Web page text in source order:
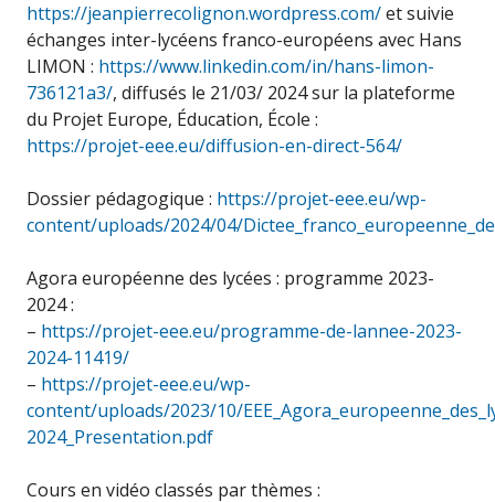
https://jeanpierrecolignon.wordpress.com/et suivie
échanges inter-lycéens franco-européens avec Hans
LIMON : https://www.linkedin.com/in/hans-limon-
736121a3/, diffusés le 21/03/ 2024 sur la plateforme
du Projet Europe, Éducation, École :
https://projet-eee.eu/diffusion-en-direct-564/
Dossier pédagogique : https://projet-eee.eu/wp-
content/uploads/2024/04/
Agora européenne des lycées : programme 2023-
2024 :
– https://projet-eee.eu/programme-de-lannee-2023-
2024-11419/
– https://projet-eee.eu/wp-
content/uploads/2023/10/
2024_Presentation.pdf
Cours en vidéo classés par thèmes :